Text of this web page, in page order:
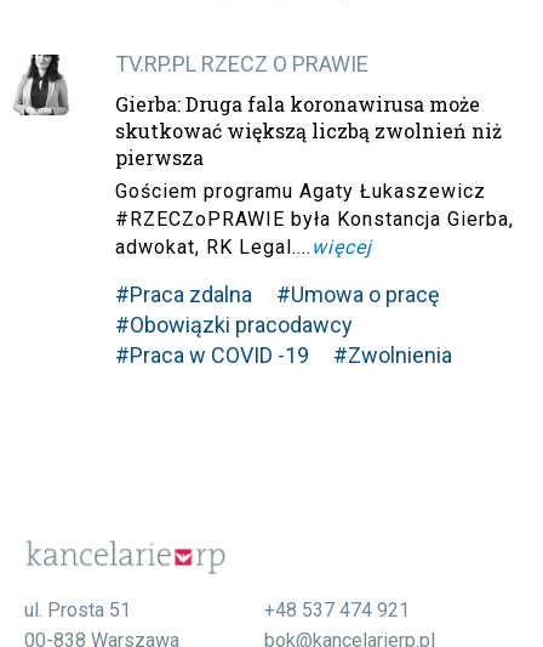
TV.RP.PL RZECZ O PRAWIE
Gierba: Druga fala koronawirusa może
skutkować większą liczbą zwolnień niż
pierwsza
Gościem programu Agaty Łukaszewicz
#RZECZoPRAWIE była Konstancja Gierba,
adwokat, RK Legal.... więcej
#Praca zdalna
#Umowa o pracę
#Obowiązki pracodawcy
#Praca w COVID -19
#Zwolnienia
ul. Prosta 51
00-838 Warszawa
+48 537 474 921
bok@kancelarierp.pl